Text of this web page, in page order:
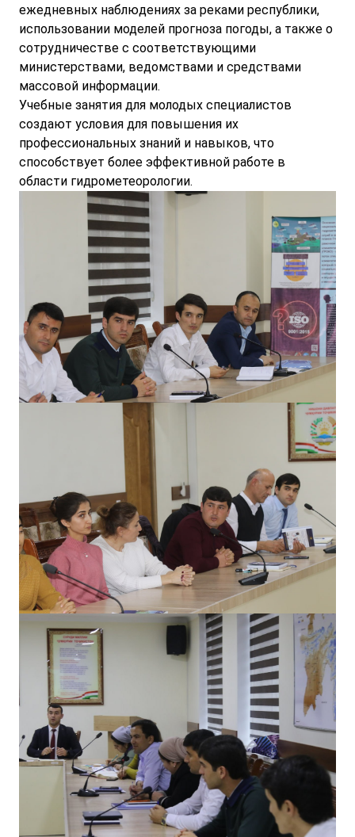
ежедневных наблюдениях за реками республики,
использовании моделей прогноза погоды, а также о
сотрудничестве с соответствующими
министерствами, ведомствами и средствами
массовой информации.
Учебные занятия для молодых специалистов
создают условия для повышения их
профессиональных знаний и навыков, что
способствует более эффективной работе в
области гидрометеорологии.